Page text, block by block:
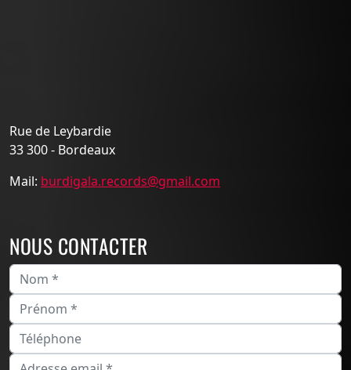
Rue de Leybardie
33 300 - Bordeaux
Mail: burdigala.records@gmail.com
NOUS CONTACTER